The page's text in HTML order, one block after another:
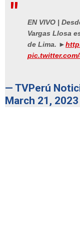
EN VIVO |
Vargas Llosa
de Lima. ►
— TVPerú
March 21, 2023